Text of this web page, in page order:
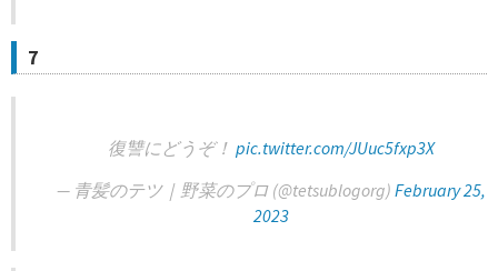
7
復讐にどうぞ！ pic.twitter.com/JUuc5fxp3X
— 青髪のテツ｜野菜のプロ (@tetsublogorg) February 25,
2023